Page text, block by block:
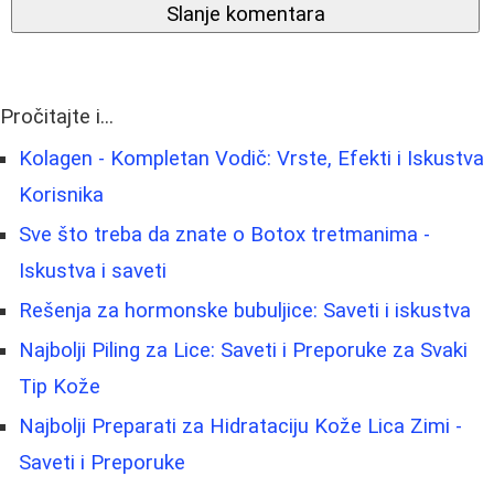
Slanje komentara
Pročitajte i...
Kolagen - Kompletan Vodič: Vrste, Efekti i Iskustva
Korisnika
Sve što treba da znate o Botox tretmanima -
Iskustva i saveti
Rešenja za hormonske bubuljice: Saveti i iskustva
Najbolji Piling za Lice: Saveti i Preporuke za Svaki
Tip Kože
Najbolji Preparati za Hidrataciju Kože Lica Zimi -
Saveti i Preporuke